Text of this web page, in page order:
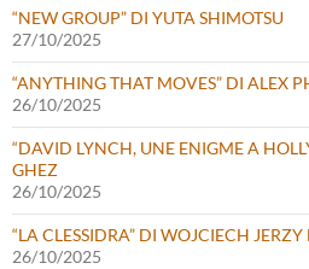
“NEW GROUP” DI YUTA SHIMOTSU
27/10/2025
“ANYTHING THAT MOVES” DI ALEX
26/10/2025
“DAVID LYNCH, UNE ENIGME A
GHEZ
26/10/2025
“LA CLESSIDRA” DI WOJCIECH JERZY
26/10/2025